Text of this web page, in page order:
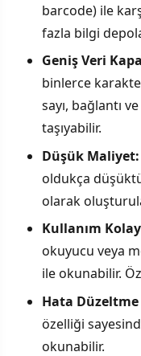
barcode) ile
fazla bilgi
Geniş Veri
binlerce
sayı, bağlantı
taşıyabilir.
Düşük Maliyet:
oldukça
olarak
Kullanım
okuyucu veya
ile okunabilir.
Hata
özelliği
okunabilir.